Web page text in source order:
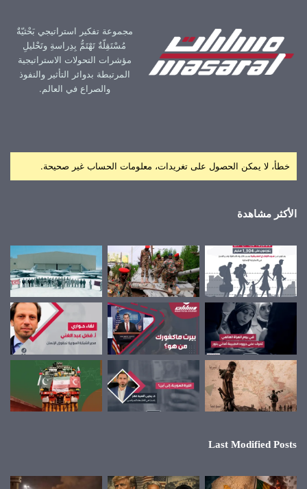
مجموعة تفكير استراتيجي بَحْثيّةٌ
مُسْتَقِلّةٌ تَهْتَمُّ بِدِراسةِ وتَحْليلِ
مؤشرات التحولات الاستراتيجية
المرتبطة بدوائر التأثير والنفوذ
والصراع في العالم.
خطأ، لا يمكن الحصول على تغريدات، معلومات الحساب غير صحيحة.
الأكثر مشاهدة
Last Modified Posts